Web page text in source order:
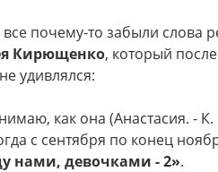
почему-то забыли слова
Кирющенко, который
удивлялся:
как она (Анастасия. - К.
с сентября по конец
нами, девочками - 2».